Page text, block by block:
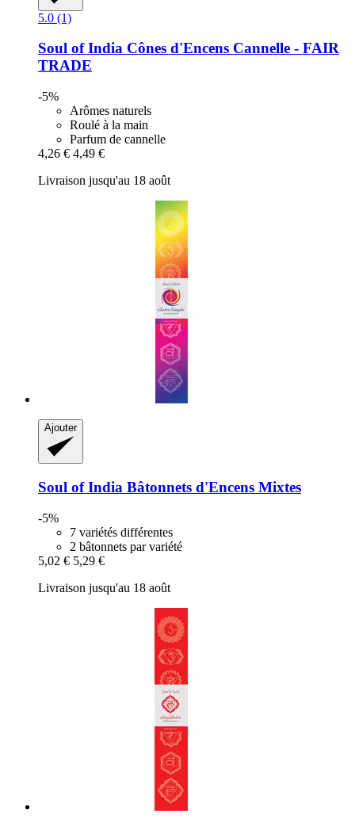
5.0 (1)
Soul of India Cônes d'Encens Cannelle -​ FAIR
TRADE
-5%
Arômes naturels
Roulé à la main
Parfum de cannelle
4,26 € 4,49 €
Livraison jusqu'au 18 août
Ajouter
Soul of India Bâtonnets d'Encens Mixtes
-5%
7 variétés différentes
2 bâtonnets par variété
5,02 € 5,29 €
Livraison jusqu'au 18 août